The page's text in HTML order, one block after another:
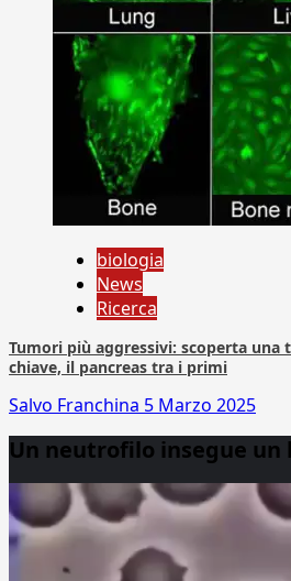
biologia
News
Ricerca
Tumori più aggressivi: scoperta una
chiave, il pancreas tra i primi
Salvo Franchina 5 Marzo 2025
Un neutrofilo insegue
Player